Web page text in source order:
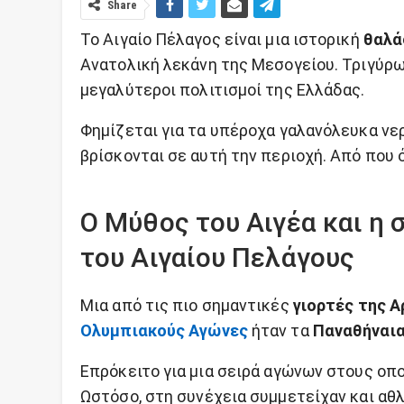
Share
Το Αιγαίο Πέλαγος είναι μια ιστορική
Ανατολική λεκάνη της Μεσογείου.
μεγαλύτεροι πολιτισμοί της Ελλάδας.
Φημίζεται για τα υπέροχα γαλανόλευκα
βρίσκονται σε αυτή την περιοχή. Από
Ο Μύθος του Αιγέα και η
του Αιγαίου Πελάγους
Μια από τις πιο σημαντικές γιορτές της
Ολυμπιακούς Αγώνες ήταν τα
Επρόκειτο για μια σειρά αγώνων στους
Ωστόσο, στη συνέχεια συμμετείχαν και